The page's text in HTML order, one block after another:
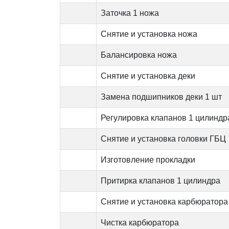
Заточка 1 ножа
Снятие и установка ножа
Балансировка ножа
Снятие и установка деки
Замена подшипников деки 1 шт
Регулировка клапанов 1
Снятие и установка головки ГБЦ
Изготовление прокладки
Притирка клапанов 1 цилиндра
Снятие и установка карбюратора
Чистка карбюратора